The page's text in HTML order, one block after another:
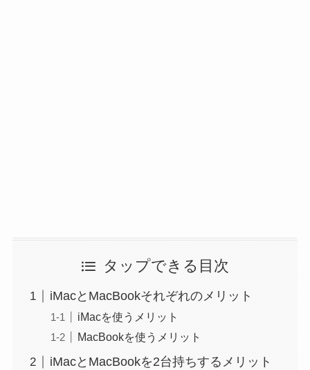
タップできる目次
iMacとMacBookそれぞれのメリット
iMacを使うメリット
MacBookを使うメリット
iMacとMacBookを2台持ちするメリット